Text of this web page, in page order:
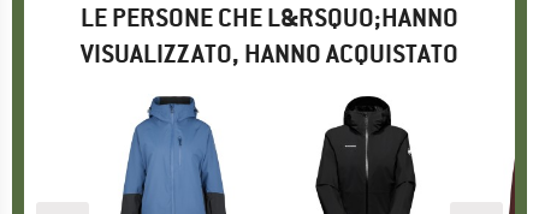
LE PERSONE CHE L&RSQUO;HANNO
VISUALIZZATO, HANNO ACQUISTATO